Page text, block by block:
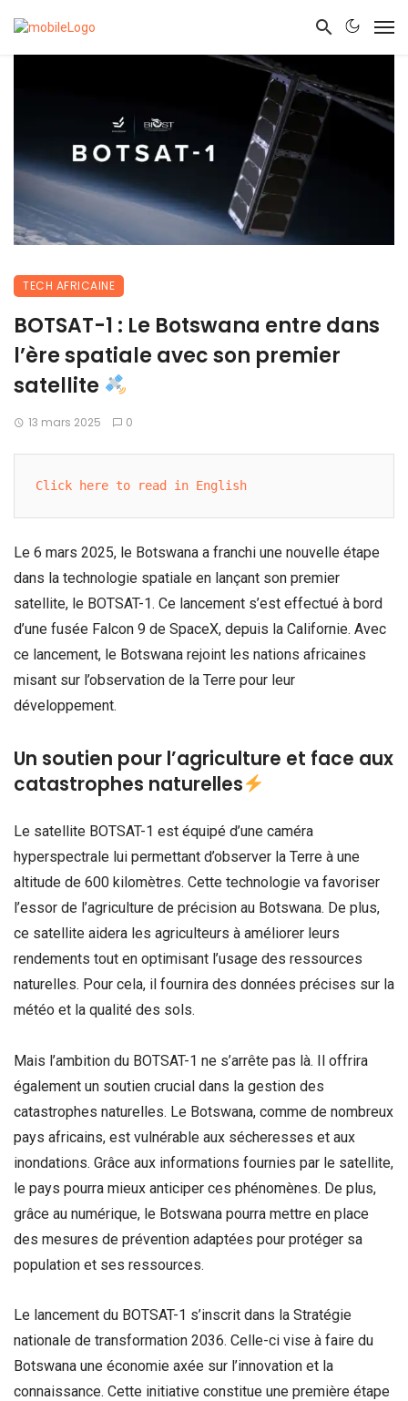
TECH AFRICAINE
BOTSAT-1 : Le Botswana entre dans
l’ère spatiale avec son premier
satellite
13 mars 2025 0
Click here to read in English
Le 6 mars 2025, le Botswana a franchi une nouvelle étape
dans la technologie spatiale en lançant son premier
satellite, le BOTSAT-1. Ce lancement s’est effectué à bord
d’une fusée Falcon 9 de SpaceX, depuis la Californie. Avec
ce lancement, le Botswana rejoint les nations africaines
misant sur l’observation de la Terre pour leur
développement.
Un soutien pour l’agriculture et face aux
catastrophes naturelles
Le satellite BOTSAT-1 est équipé d’une caméra
hyperspectrale lui permettant d’observer la Terre à une
altitude de 600 kilomètres. Cette technologie va favoriser
l’essor de l’agriculture de précision au Botswana. De plus,
ce satellite aidera les agriculteurs à améliorer leurs
rendements tout en optimisant l’usage des ressources
naturelles. Pour cela, il fournira des données précises sur la
météo et la qualité des sols.
Mais l’ambition du BOTSAT-1 ne s’arrête pas là. Il offrira
également un soutien crucial dans la gestion des
catastrophes naturelles. Le Botswana, comme de nombreux
pays africains, est vulnérable aux sécheresses et aux
inondations. Grâce aux informations fournies par le satellite,
le pays pourra mieux anticiper ces phénomènes. De plus,
grâce au numérique, le Botswana pourra mettre en place
des mesures de prévention adaptées pour protéger sa
population et ses ressources.
Le lancement du BOTSAT-1 s’inscrit dans la Stratégie
nationale de transformation 2036. Celle-ci vise à faire du
Botswana une économie axée sur l’innovation et la
connaissance. Cette initiative constitue une première étape